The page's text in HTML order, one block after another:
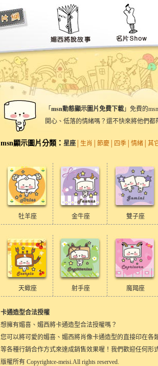
「 msn動態顯示圖片免費下載 」免費的
開心、低落的情緒嗎？還不快來將他們都
msn顯示圖片分類： 星座 生肖 │節慶 四季 │情緒│ 其
牡羊座 金牛座 雙子座
天蠍座 射手座 魔羯座
卡通造型合法授權
想擁有媚喜、媚西將卡通造型合法授權嗎？
您可以將可愛的媚喜、媚西將肖像卡通造型的直接印在
等各種行銷合作方式來達成銷售效果喔！我們歡迎任何形
版權所有 Copyrightce-meisi.All rights reserved.